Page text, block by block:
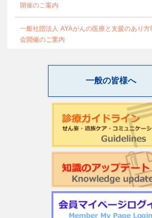
開催のご案内
一般社団法人 AYAがんの医療と支援のあり
会開催のご案内
第4回緩和臨床研究ワークショップのご案内
日本サイコオンコロジー学会「がん領域にお
療法：基本スキル演習」研修会のご案内
2026年度学会開催CSTについて更新しました
第22回日本仏教看護・ビハーラ学会開催のお
第1回サイコオンコロジー×漢方 Webセミナー
令和7年度 日本がん相談研究会 第2回研修会
一般の皆様へ